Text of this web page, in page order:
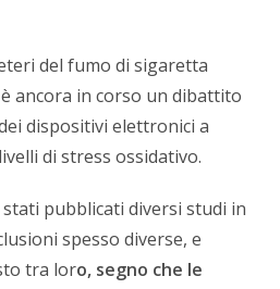
del fumo di sigaretta
ancora in corso un dibattito
dispositivi elettronici a
di stress ossidativo.
pubblicati diversi studi in
spesso diverse, e
tra loro, segno che le